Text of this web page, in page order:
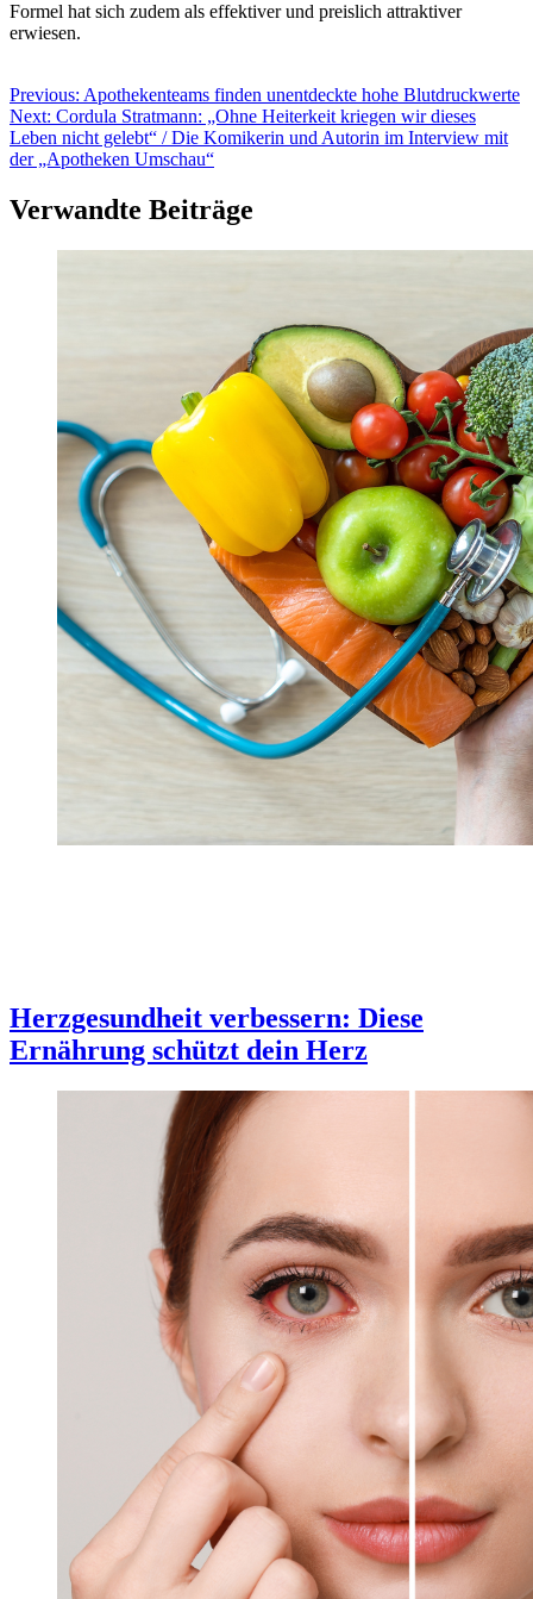
Formel hat sich zudem als effektiver und preislich attraktiver
erwiesen.
Beitragsnavigation
Previous: Apothekenteams finden unentdeckte hohe Blutdruckwerte
Next: Cordula Stratmann: „Ohne Heiterkeit kriegen wir dieses
Leben nicht gelebt“ / Die Komikerin und Autorin im Interview mit
der „Apotheken Umschau“
Verwandte Beiträge
Herzgesundheit verbessern: Diese
Ernährung schützt dein Herz